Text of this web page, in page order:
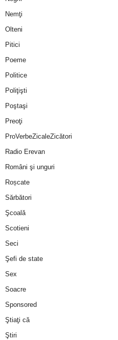
Nemţi
Olteni
Pitici
Poeme
Politice
Poliţişti
Poştaşi
Preoţi
ProVerbeZicaleZicători
Radio Erevan
Români şi unguri
Roșcate
Sărbători
Şcoală
Scotieni
Seci
Şefi de state
Sex
Soacre
Sponsored
Ştiaţi că
Ştiri